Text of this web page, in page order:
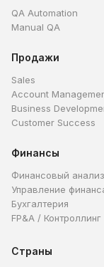
QA Automation
Manual QA
Продажи
Sales
Account
Business
Customer Success
Финансы
Финансовый анализ
Управление
Бухгалтерия
FP&A / Контроллинг
Страны